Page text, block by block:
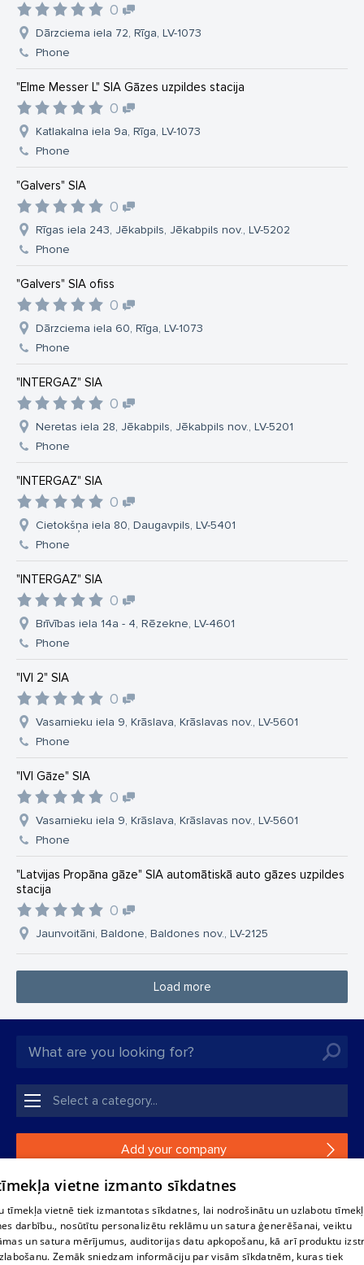
0
Dārzciema iela 72, Rīga, LV-1073
Phone
"Elme Messer L" SIA Gāzes uzpildes stacija
0
Katlakalna iela 9a, Rīga, LV-1073
Phone
"Galvers" SIA
0
Rīgas iela 243, Jēkabpils, Jēkabpils nov., LV-5202
Phone
"Galvers" SIA ofiss
0
Dārzciema iela 60, Rīga, LV-1073
Phone
"INTERGAZ" SIA
0
Neretas iela 28, Jēkabpils, Jēkabpils nov., LV-5201
Phone
"INTERGAZ" SIA
0
Cietokšņa iela 80, Daugavpils, LV-5401
Phone
"INTERGAZ" SIA
0
Brīvības iela 14a - 4, Rēzekne, LV-4601
Phone
"IVI 2" SIA
0
Vasarnieku iela 9, Krāslava, Krāslavas nov., LV-5601
Phone
"IVI Gāze" SIA
0
Vasarnieku iela 9, Krāslava, Krāslavas nov., LV-5601
Phone
"Latvijas Propāna gāze" SIA automātiskā auto gāzes uzpildes
stacija
0
Jaunvoitāni, Baldone, Baldones nov., LV-2125
Load more
Add your company
If your company is not in our database, please fill in a
Reproduction, or distribution of 1188 database, its parts or the
vietne izmanto sīkdatnes
tīmekļa vietnē tiek izmantotas sīkdatnes, lai nodrošinātu un uzlabotu
darbību., nosūtītu personalizētu reklāmu un satura ģenerēšanai, veiktu
un satura mērījumus, auditorijas datu apkopošanu, kā arī produktu
Zemāk sniedzam informāciju par visām sīkdatnēm, kuras tiek